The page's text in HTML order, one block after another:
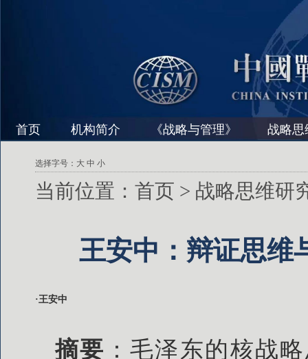
首页 机构简介 《战略与管理》 战略思
选择字号： 大 中 小
当前位置： 首页 > 战略思维研
王安中：辩证思维
·王安中
摘要 ：毛泽东的核战